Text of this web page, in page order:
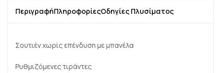
ΠεριγραφήΠληροφορίεςΟδηγίες Πλυσίματος
Σουτιέν χωρίς επένδυση με μπανέλα
Ρυθμιζόμενες τιράντες